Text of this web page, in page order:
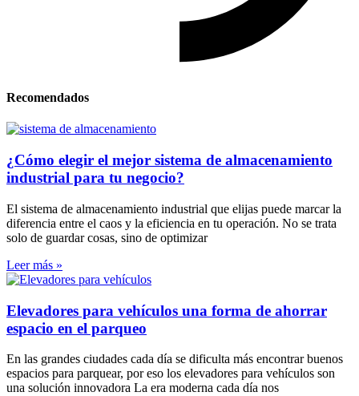
Recomendados
¿Cómo elegir el mejor sistema de almacenamiento
industrial para tu negocio?
El sistema de almacenamiento industrial que elijas puede marcar la
diferencia entre el caos y la eficiencia en tu operación. No se trata
solo de guardar cosas, sino de optimizar
Leer más »
Elevadores para vehículos una forma de ahorrar
espacio en el parqueo
En las grandes ciudades cada día se dificulta más encontrar buenos
espacios para parquear, por eso los elevadores para vehículos son
una solución innovadora La era moderna cada día nos